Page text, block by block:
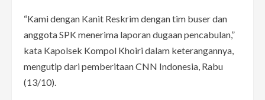
“Kami dengan Kanit Reskrim dengan tim buser dan
anggota SPK menerima laporan dugaan pencabulan,”
kata Kapolsek Kompol Khoiri dalam keterangannya,
mengutip dari pemberitaan CNN Indonesia, Rabu
(13/10).